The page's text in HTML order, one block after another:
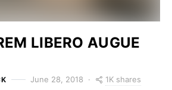
LIBERO AUGUE
June 28, 2018 1K shares